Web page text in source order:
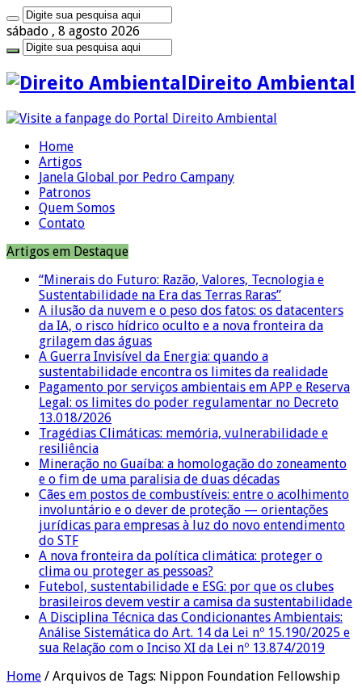
sábado , 8 agosto 2026
Direito Ambiental
Home
Artigos
Janela Global por Pedro Campany
Patronos
Quem Somos
Contato
Artigos em Destaque
“Minerais do Futuro: Razão, Valores, Tecnologia e
Sustentabilidade na Era das Terras Raras”
A ilusão da nuvem e o peso dos fatos: os datacenters
da IA, o risco hídrico oculto e a nova fronteira da
grilagem das águas
A Guerra Invisível da Energia: quando a
sustentabilidade encontra os limites da realidade
Pagamento por serviços ambientais em APP e Reserva
Legal: os limites do poder regulamentar no Decreto
13.018/2026
Tragédias Climáticas: memória, vulnerabilidade e
resiliência
Mineração no Guaíba: a homologação do zoneamento
e o fim de uma paralisia de duas décadas
Cães em postos de combustíveis: entre o acolhimento
involuntário e o dever de proteção — orientações
jurídicas para empresas à luz do novo entendimento
do STF
A nova fronteira da política climática: proteger o
clima ou proteger as pessoas?
Futebol, sustentabilidade e ESG: por que os clubes
brasileiros devem vestir a camisa da sustentabilidade
A Disciplina Técnica das Condicionantes Ambientais:
Análise Sistemática do Art. 14 da Lei nº 15.190/2025 e
sua Relação com o Inciso XI da Lei nº 13.874/2019
Home / Arquivos de Tags: Nippon Foundation Fellowship